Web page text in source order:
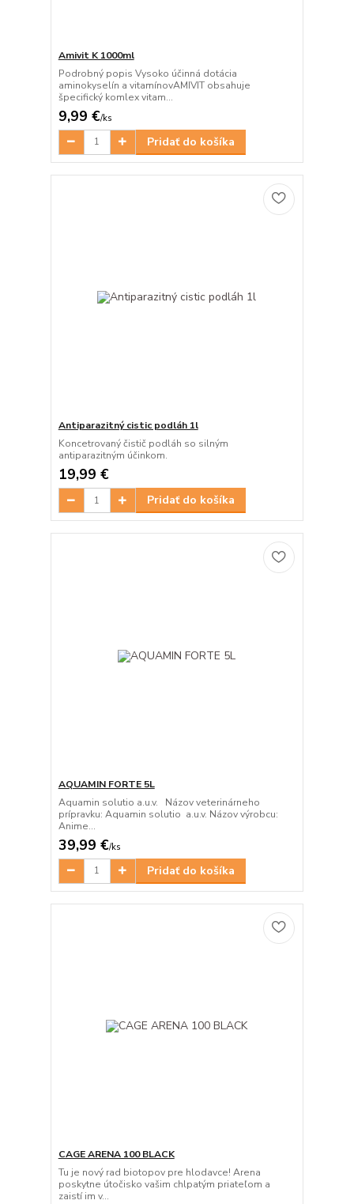
Amivit K 1000ml
Podrobný popis Vysoko účinná dotácia
aminokyselín a vitamínovAMIVIT obsahuje
špecifický komlex vitam...
9,99 €/ks
Pridať do košíka
Antiparazitný cistic podláh 1l
Koncetrovaný čistič podláh so silným
antiparazitným účinkom.
19,99 €
Pridať do košíka
AQUAMIN FORTE 5L
Aquamin solutio a.u.v. Názov veterinárneho
prípravku: Aquamin solutio a.u.v. Názov výrobcu:
Anime...
39,99 €/ks
Pridať do košíka
CAGE ARENA 100 BLACK
Tu je nový rad biotopov pre hlodavce! Arena
poskytne útočisko vašim chlpatým priateľom a
zaistí im v...